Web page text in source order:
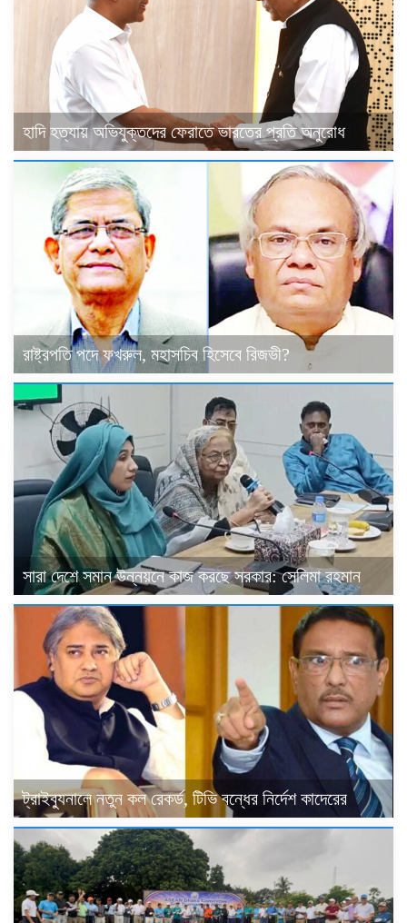
হাদি হত্যায় অভিযুক্তদের ফেরাতে ভারতের প্রতি অনুরোধ
রাষ্ট্রপতি পদে ফখরুল, মহাসচিব হিসেবে রিজভী?
সারা দেশে সমান উন্নয়নে কাজ করছে সরকার: সেলিমা রহমান
ট্রাইব্যুনালে নতুন কল রেকর্ড, টিভি বন্ধের নির্দেশ কাদেরের